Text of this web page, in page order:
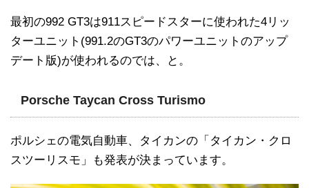
最初の992 GT3は911スピードスターに使われた4リッ
ターユニット(991.2のGT3のパワーユニットのアップ
デート版)が使われるのでは、と。
Porsche Taycan Cross Turismo
ポルシェの電気自動車、タイカンの「タイカン・クロ
スツーリスモ」も発表が決まっています。